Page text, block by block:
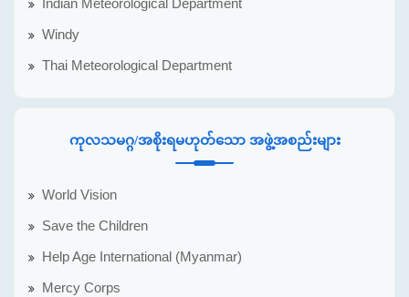
Indian Meteorological Department
Windy
Thai Meteorological Department
ကုလသမဂ္ဂ/အစိုးရမဟုတ်သော အဖွဲ့အစည်းများ
World Vision
Save the Children
Help Age International (Myanmar)
Mercy Corps